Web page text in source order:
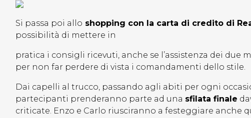
Si passa poi allo shopping con la carta di credito di
possibilità di mettere in
pratica i consigli ricevuti, anche se l’assistenza dei due
per non far perdere di vista i comandamenti dello stile.
Dai capelli al trucco, passando agli abiti per ogni
partecipanti prenderanno parte ad una sfilata finale
criticate. Enzo e Carlo riusciranno a festeggiare anche